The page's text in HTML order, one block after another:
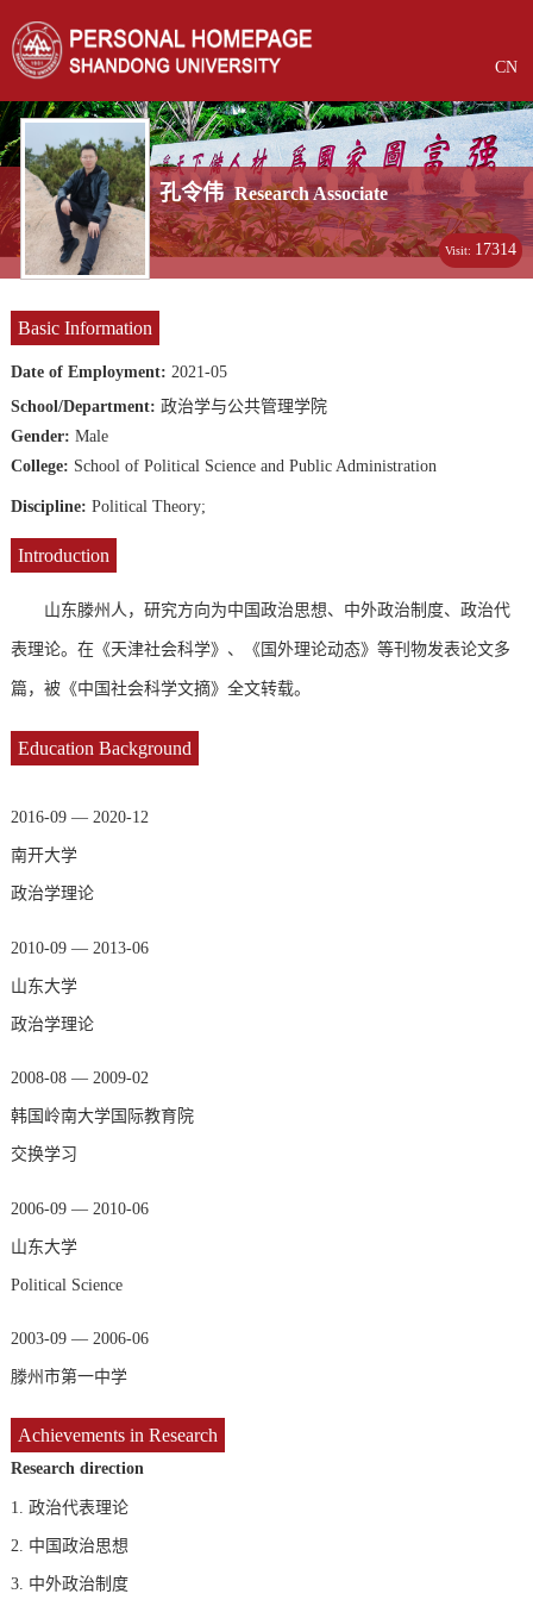
CN
孔令伟 Research Associate
Visit: 17314
Basic Information
Date of Employment: 2021-05
School/Department: 政治学与公共管理学院
Gender: Male
College: School of Political Science and Public Administration
Discipline: Political Theory;
Introduction
山东滕州人，研究方向为中国政治思想、中外政治制度、政治代
表理论。在《天津社会科学》、《国外理论动态》等刊物发表论文多
篇，被《中国社会科学文摘》全文转载。
Education Background
2016-09 — 2020-12
南开大学
政治学理论
2010-09 — 2013-06
山东大学
政治学理论
2008-08 — 2009-02
韩国岭南大学国际教育院
交换学习
2006-09 — 2010-06
山东大学
Political Science
2003-09 — 2006-06
滕州市第一中学
Achievements in Research
Research direction
1. 政治代表理论
2. 中国政治思想
3. 中外政治制度